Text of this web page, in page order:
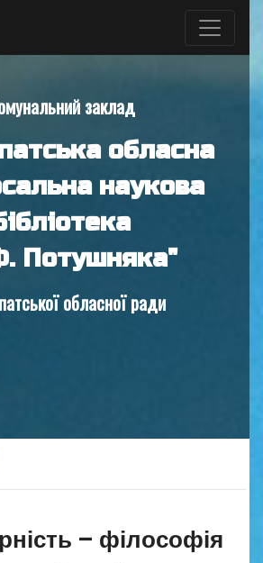
заклад
обласна
наукова
Потушняка"
обласної ради
– філософія